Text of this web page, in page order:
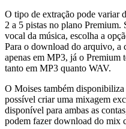
O tipo de extração pode variar
2 a 5 pistas no plano Premium.
vocal da música, escolha a
Para o download do arquivo, a
apenas em MP3, já o Premium
tanto em MP3 quanto WAV.
O Moises também
possível criar uma mixagem
disponível para ambas as
podem fazer download do mix